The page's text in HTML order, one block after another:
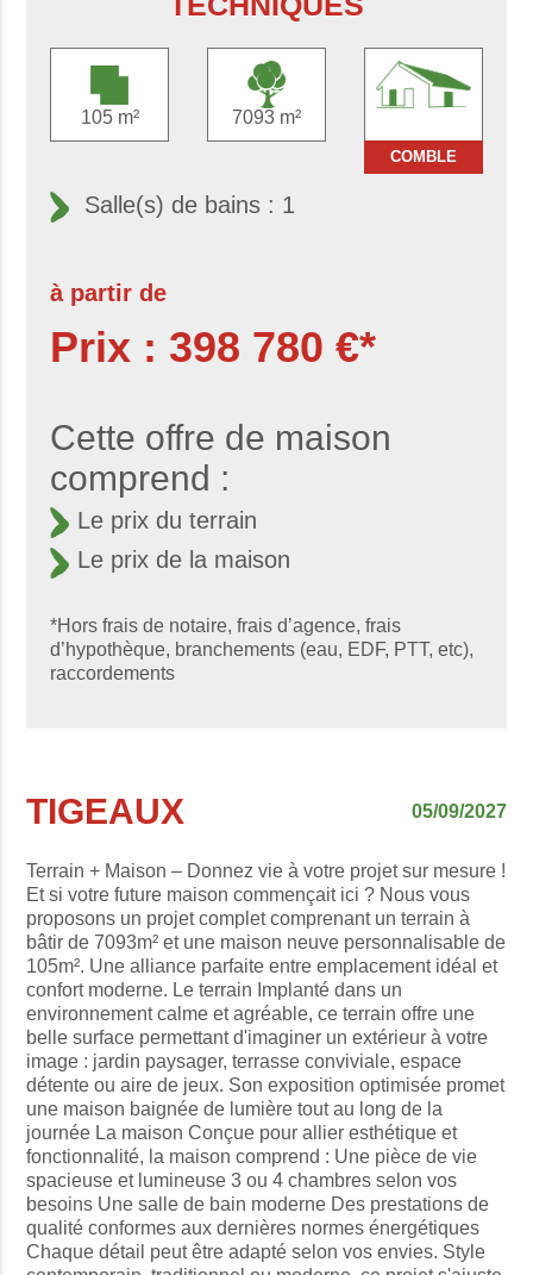
TIGEAUX 05/09/2027
Terrain + Maison – Donnez vie à votre projet sur mesure !
Et si votre future maison commençait ici ? Nous vous
proposons un projet complet comprenant un terrain à
bâtir de 7093m² et une maison neuve personnalisable de
105m². Une alliance parfaite entre emplacement idéal et
confort moderne. Le terrain Implanté dans un
environnement calme et agréable, ce terrain offre une
belle surface permettant d'imaginer un extérieur à votre
image : jardin paysager, terrasse conviviale, espace
détente ou aire de jeux. Son exposition optimisée promet
une maison baignée de lumière tout au long de la
journée La maison Conçue pour allier esthétique et
fonctionnalité, la maison comprend : Une pièce de vie
spacieuse et lumineuse 3 ou 4 chambres selon vos
besoins Une salle de bain moderne Des prestations de
qualité conformes aux dernières normes énergétiques
Chaque détail peut être adapté selon vos envies. Style
105 m² 7093 m²
COMBLE
Salle(s) de bains : 1
à partir de
Prix : 398 780 €*
Cette offre de maison
comprend :
Le prix du terrain
Le prix de la maison
*Hors frais de notaire, frais d’agence, frais
d’hypothèque, branchements (eau, EDF, PTT, etc),
raccordements